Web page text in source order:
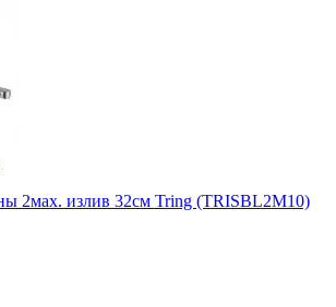
2мах. излив 32см Tring (TRISBL2M10)